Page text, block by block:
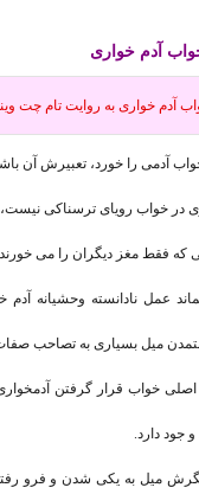
آدم خواری
آدم خواری به روايت تام چت
آدمی را خورد، تعبیرش آن
در خواب رویای ترسناکی
که فقط مغز دیگران را می خورند
عمل نادانسته وحشیانه
میل بسیاری به تصاحب
خواب قرار گرفتن
جود دارد.
میل به یکی شدن و فرو